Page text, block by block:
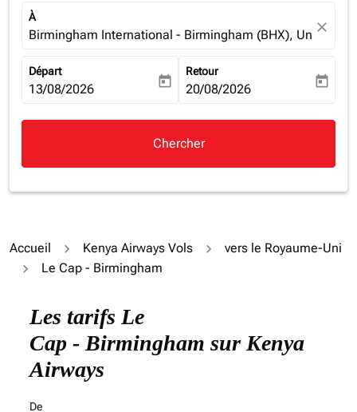
À
Birmingham International - Birmingham (BHX), United
close
Départ
fc-booking-departure-date-aria-label
13/08/2026 today
Retour
fc-booking-return-date-aria-
20/08/2026 today
Chercher
Accueil Kenya Airways Vols
vers le Royaume-Uni
Le Cap - Birmingham
Les tarifs Le
Cap - Birmingham sur Kenya
Airways
De
Essayez de mettre à jour votre itinéraire (origine et/